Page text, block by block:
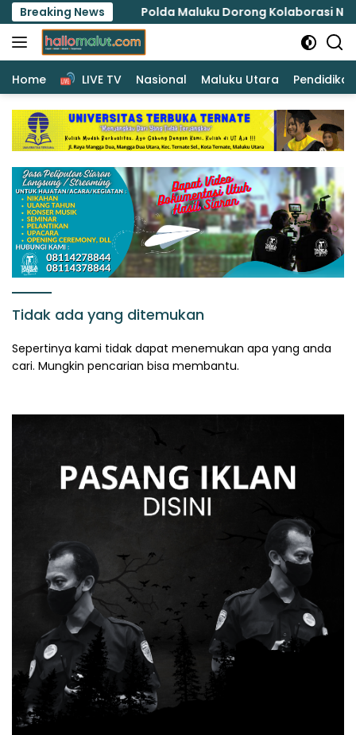
Langsung
ke
konten
Breaking NewsPolda Maluku Dorong Kolaborasi Nasional
Home LIVE TV Nasional Maluku Utara Pendidikan
Tidak ada yang ditemukan
Sepertinya kami tidak dapat menemukan apa yang anda
cari. Mungkin pencarian bisa membantu.